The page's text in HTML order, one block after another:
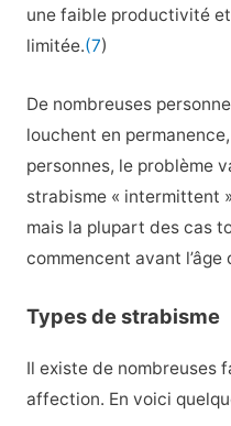
une faible productivité
limitée.(7)
De nombreuses
louchent en
personnes, le problème
strabisme « intermittent
mais la plupart des cas
commencent avant l’âge
Types de strabisme
Il existe de nombreuses
affection. En voici